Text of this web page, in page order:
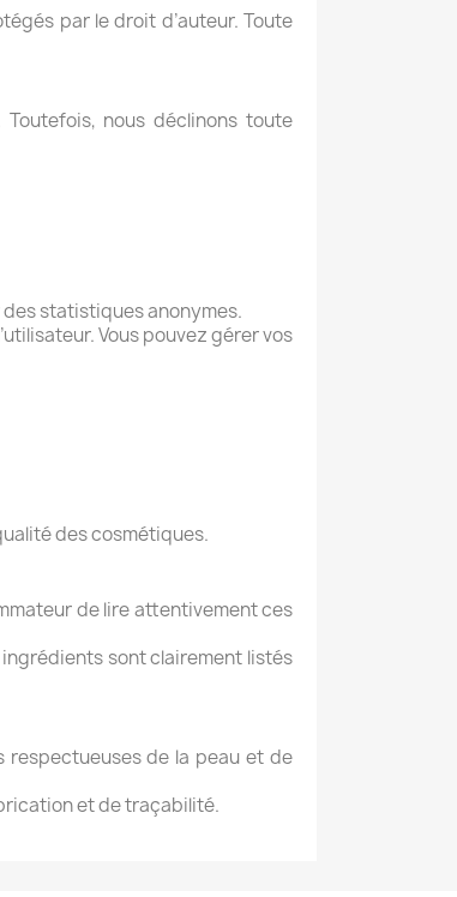
par le droit d’auteur. Toute
nous déclinons toute
statistiques anonymes.
Vous pouvez gérer vos
des cosmétiques.
de lire attentivement ces
sont clairement listés
respectueuses de la peau et de
et de traçabilité.